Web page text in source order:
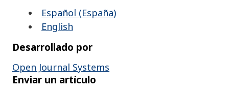
Español (España)
English
Desarrollado por
Open Journal Systems
Enviar un artículo